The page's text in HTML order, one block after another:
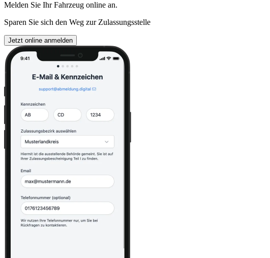
Melden Sie Ihr Fahrzeug online an.
Sparen Sie sich den Weg zur Zulassungsstelle
Jetzt online anmelden